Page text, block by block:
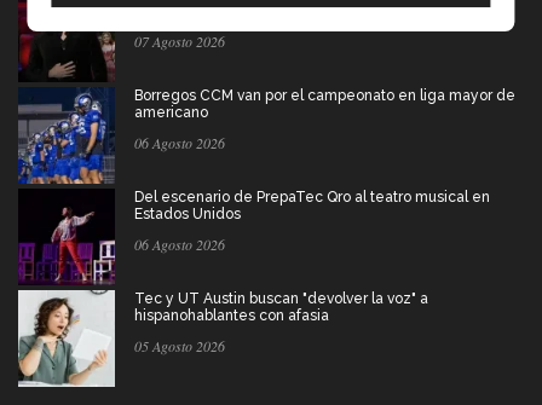
de la Ópera México
07 Agosto 2026
Borregos CCM van por el campeonato en liga mayor de
americano
06 Agosto 2026
Del escenario de PrepaTec Qro al teatro musical en
Estados Unidos
06 Agosto 2026
Tec y UT Austin buscan "devolver la voz" a
hispanohablantes con afasia
05 Agosto 2026